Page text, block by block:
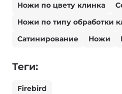
Ножи по цвету клинка
Ножи по типу обработки
Сатинирование
Ножи
Теги:
Firebird